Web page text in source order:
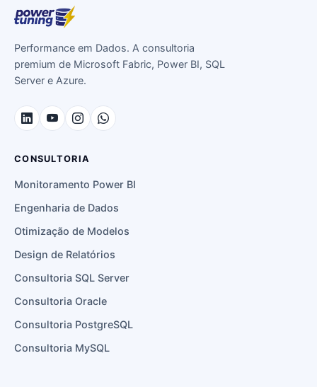
Performance em Dados. A consultoria
premium de Microsoft Fabric, Power BI, SQL
Server e Azure.
CONSULTORIA
Monitoramento Power BI
Engenharia de Dados
Otimização de Modelos
Design de Relatórios
Consultoria SQL Server
Consultoria Oracle
Consultoria PostgreSQL
Consultoria MySQL